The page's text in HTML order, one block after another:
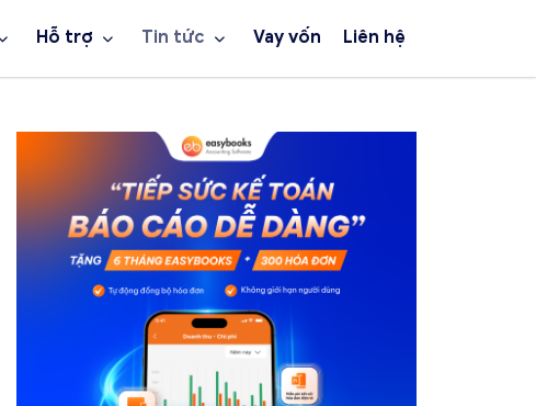
Hỗ trợ Tin tức Vay vốn Liên hệ